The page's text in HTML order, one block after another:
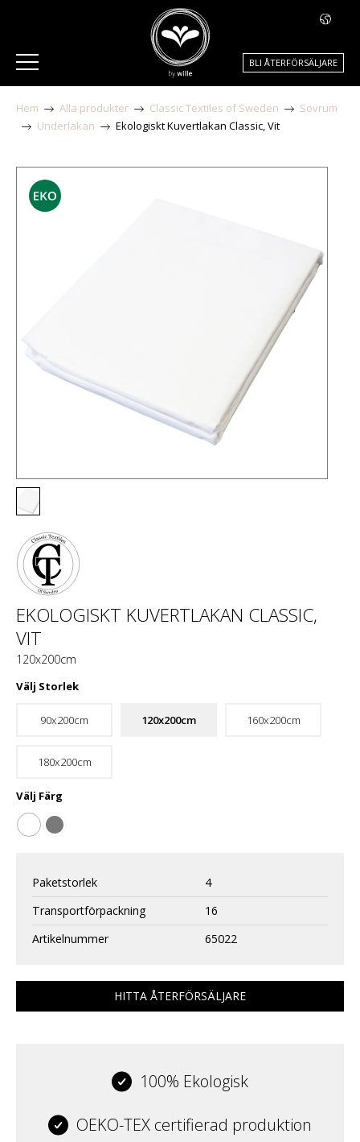
BLI ÅTERFÖRSÄLJARE
Hem Alla produkter Classic Textiles of Sweden
Sovrum
Underlakan
Ekologiskt Kuvertlakan Classic, Vit
EKOLOGISKT KUVERTLAKAN CLASSIC,
VIT
120x200cm
Välj Storlek
90x200cm 120x200cm 160x200cm
180x200cm
Välj Färg
Paketstorlek
4
Transportförpackning
16
Artikelnummer
65022
HITTA ÅTERFÖRSÄLJARE
100% Ekologisk
OEKO-TEX certifierad produktion